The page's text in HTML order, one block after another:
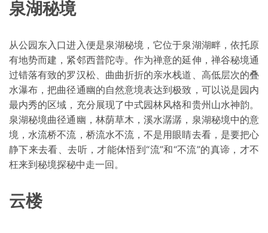
泉湖秘境
从公园东入口进入便是泉湖秘境，它位于泉湖湖畔，依托原
有地势而建，紧邻西普陀寺。作为禅意的延伸，禅谷秘境通
过错落有致的罗汉松、曲曲折折的亲水栈道、高低层次的叠
水瀑布，把曲径通幽的自然意境表达到极致，可以说是园内
最内秀的区域，充分展现了中式园林风格和贵州山水神韵。
泉湖秘境曲径通幽，林荫草木，溪水潺潺，泉湖秘境中的意
境，水流桥不流，桥流水不流，不是用眼睛去看，是要把心
静下来去看、去听，才能体悟到“流”和“不流”的真谛，才不
枉来到秘境探秘中走一回。
云楼